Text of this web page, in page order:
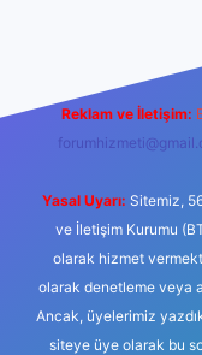
Reklam ve İletişim:
Yasal Uyarı: Sitemiz,
ve İletişim Kurumu
olarak hizmet
olarak denetleme veya
Ancak, üyelerimiz
siteye üye olarak bu